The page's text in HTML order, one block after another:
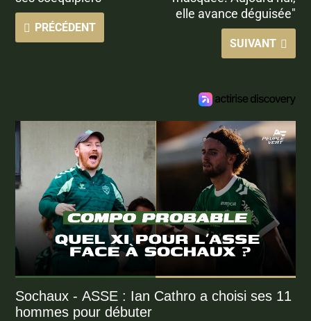
PRÉCÉDENT
elle avance déguisée"
SUIVANT
Sochaux - ASSE : Ian Cathro a choisi ses 11
hommes pour débuter